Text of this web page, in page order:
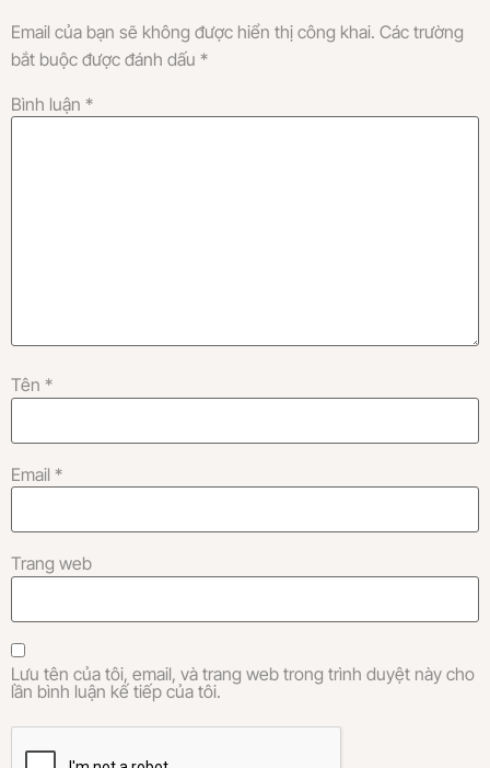
Email của bạn sẽ không được hiển thị công khai. Các trường
bắt buộc được đánh dấu *
Bình luận *
Tên *
Email *
Trang web
Lưu tên của tôi, email, và trang web trong trình duyệt này cho
lần bình luận kế tiếp của tôi.